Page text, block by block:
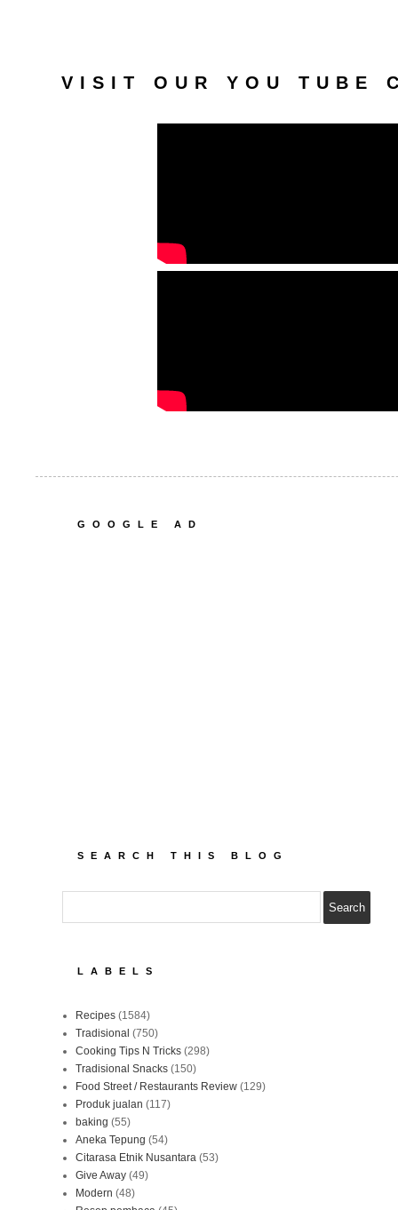
VISIT OUR YOU TUBE
GOOGLE AD
SEARCH THIS BLOG
LABELS
Recipes (1584)
Tradisional (750)
Cooking Tips N Tricks (298)
Tradisional Snacks (150)
Food Street / Restaurants Review (129)
Produk jualan (117)
baking (55)
Aneka Tepung (54)
Citarasa Etnik Nusantara (53)
Give Away (49)
Modern (48)